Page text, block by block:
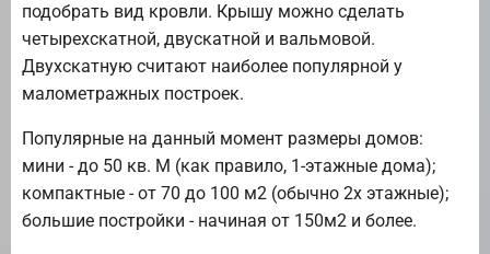
подобрать вид кровли. Крышу можно сделать
четырехскатной, двускатной и вальмовой.
Двухскатную считают наиболее популярной у
малометражных построек.
Популярные на данный момент размеры домов:
мини - до 50 кв. М (как правило, 1-этажные дома);
компактные - от 70 до 100 м2 (обычно 2х этажные);
большие постройки - начиная от 150м2 и более.